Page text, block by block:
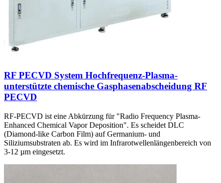
RF PECVD System Hochfrequenz-Plasma-
unterstützte chemische Gasphasenabscheidung RF
PECVD
RF-PECVD ist eine Abkürzung für "Radio Frequency Plasma-
Enhanced Chemical Vapor Deposition". Es scheidet DLC
(Diamond-like Carbon Film) auf Germanium- und
Siliziumsubstraten ab. Es wird im Infrarotwellenlängenbereich von
3-12 µm eingesetzt.